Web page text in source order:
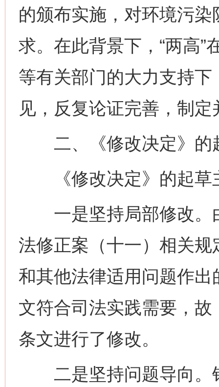
的颁布实施，对环境污
求。在此背景下，“两高”
等有关部门的大力支持
见，反复论证完善，制
二、《修改决定》的
《修改决定》的起草
一是坚持局部修改。
法修正案（十一）相关
和其他法律适用问题作
文符合司法实践需要，
条文进行了修改。
二是坚持问题导向。